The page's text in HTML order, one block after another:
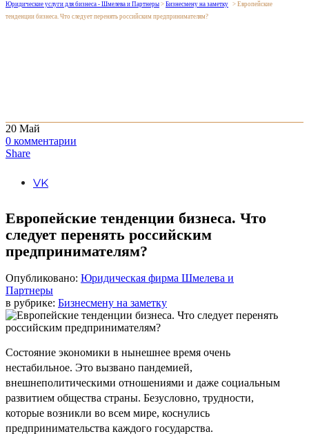
Юридические услуги для бизнеса - Шмелева и Партнеры > Бизнесмену на заметку > Европейские
тенденции бизнеса. Что следует перенять российским предпринимателям?
20 Май
0 комментарии
Share
VK
Европейские тенденции бизнеса. Что
следует перенять российским
предпринимателям?
Опубликовано: Юридическая фирма Шмелева и
Партнеры
в рубрике: Бизнесмену на заметку
Состояние экономики в нынешнее время очень
нестабильное. Это вызвано пандемией,
внешнеполитическими отношениями и даже социальным
развитием общества страны. Безусловно, трудности,
которые возникли во всем мире, коснулись
предпринимательства каждого государства.